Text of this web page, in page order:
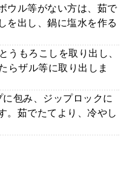
ウル等がない方は、茹で
を出し、鍋に塩水を作る
うもろこしを取り出し、
らザル等に取り出しま
包み、ジップロックに
。茹でたてより、冷やし